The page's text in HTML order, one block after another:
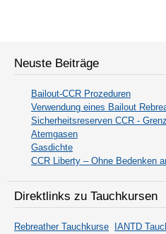
Neuste Beiträge
Bailout-CCR Prozeduren
Verwendung eines Bailout
Sicherheitsreserven CCR -
Atemgasen
Gasdichte
CCR Liberty – Ohne Bedenken
Direktlinks zu Tauchkursen
Rebreather Tauchkurse IANTD